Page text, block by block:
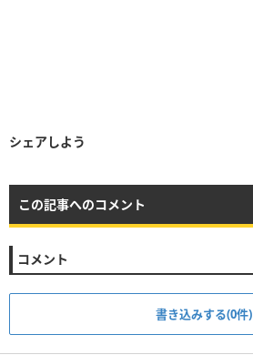
シェアしよう
この記事へのコメント
コメント
書き込みする(0件)